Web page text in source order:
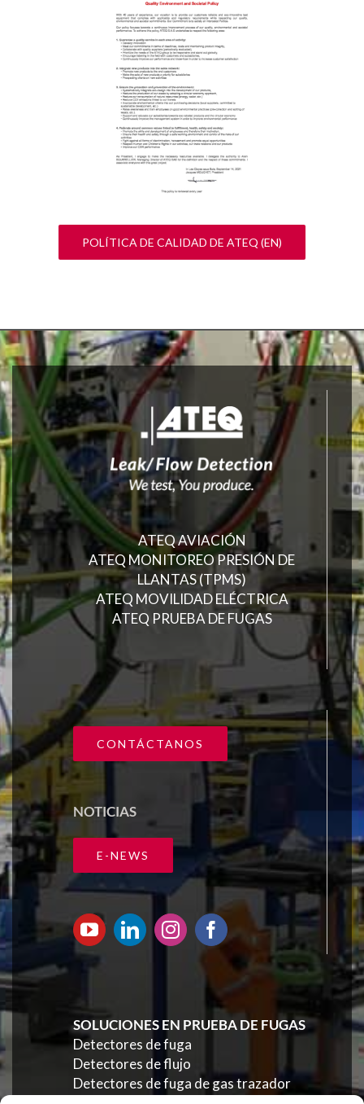
POLÍTICA DE CALIDAD DE ATEQ (EN)
ATEQ AVIACIÓN
ATEQ MONITOREO PRESIÓN DE
LLANTAS (TPMS)
ATEQ MOVILIDAD ELÉCTRICA
ATEQ PRUEBA DE FUGAS
CONTÁCTANOS
NOTICIAS
E-NEWS
SOLUCIONES EN PRUEBA DE FUGAS
Detectores de fuga
Detectores de flujo
Detectores de fuga de gas trazador